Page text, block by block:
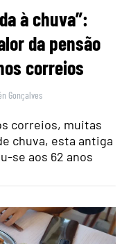
à chuva”:
da pensão
correios
Gonçalves
correios, muitas
chuva, esta antiga
se aos 62 anos